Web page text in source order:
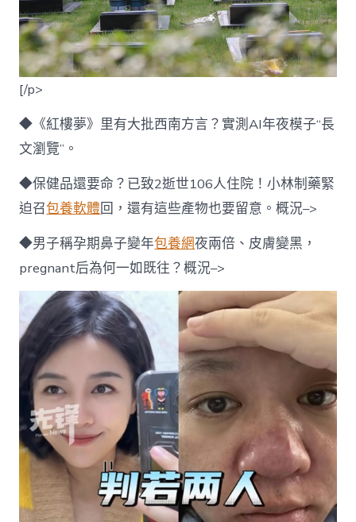
[/p>
◆《紅樓夢》里有大批西南方言？實測AI年夜模子“長
文瀏覽”。
◆保健品還要命？已致2逝世106人住院！小林制藥緊
迫召包養軟體回，還有這些產物也要留意。概況–>
◆男子稱孕期鼻子變年包養網夜兩倍、皮膚變黑，
pregnant后為何一如既往？概況–>